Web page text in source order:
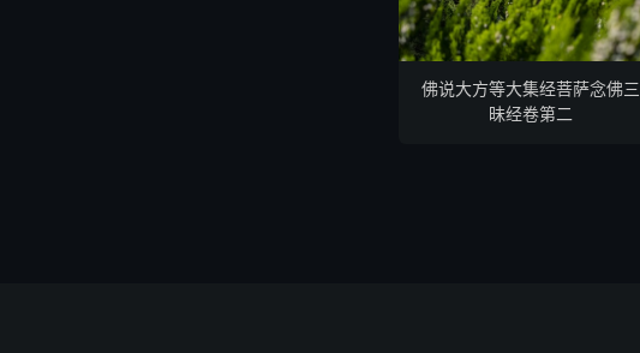
佛说大方等大集经菩萨念佛三
昧经卷第二